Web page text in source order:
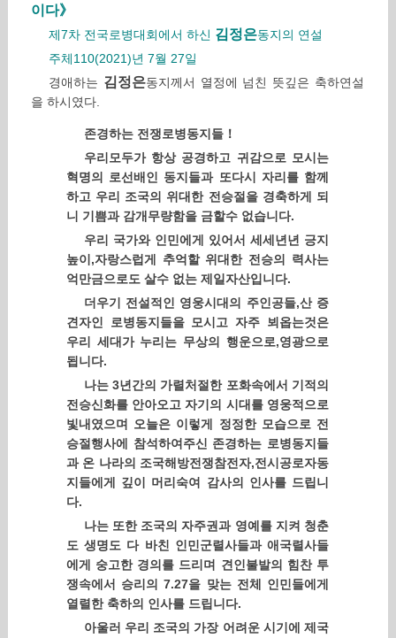
이다》
제7차 전국로병대회에서 하신 김정은동지의 연설
주체110(2021)년 7월 27일
경애하는 김정은동지께서 열정에 넘친 뜻깊은 축하연설
을 하시였다.
존경하는 전쟁로병동지들！
우리모두가 항상 공경하고 귀감으로 모시는
혁명의 로선배인 동지들과 또다시 자리를 함께
하고 우리 조국의 위대한 전승절을 경축하게 되
니 기쁨과 감개무량함을 금할수 없습니다.
우리 국가와 인민에게 있어서 세세년년 긍지
높이,자랑스럽게 추억할 위대한 전승의 력사는
억만금으로도 살수 없는 제일자산입니다.
더우기 전설적인 영웅시대의 주인공들,산 증
견자인 로병동지들을 모시고 자주 뵈옵는것은
우리 세대가 누리는 무상의 행운으로,영광으로
됩니다.
나는 3년간의 가렬처절한 포화속에서 기적의
전승신화를 안아오고 자기의 시대를 영웅적으로
빛내였으며 오늘은 이렇게 정정한 모습으로 전
승절행사에 참석하여주신 존경하는 로병동지들
과 온 나라의 조국해방전쟁참전자,전시공로자동
지들에게 깊이 머리숙여 감사의 인사를 드립니
다.
나는 또한 조국의 자주권과 영예를 지켜 청춘
도 생명도 다 바친 인민군렬사들과 애국렬사들
에게 숭고한 경의를 드리며 견인불발의 힘찬 투
쟁속에서 승리의 7.27을 맞는 전체 인민들에게
열렬한 축하의 인사를 드립니다.
아울러 우리 조국의 가장 어려운 시기에 제국